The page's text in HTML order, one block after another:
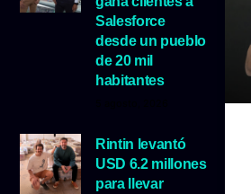
Salesforce
desde un pueblo
de 20 mil
habitantes
Rintin levantó
USD 6.2 millones
para llevar